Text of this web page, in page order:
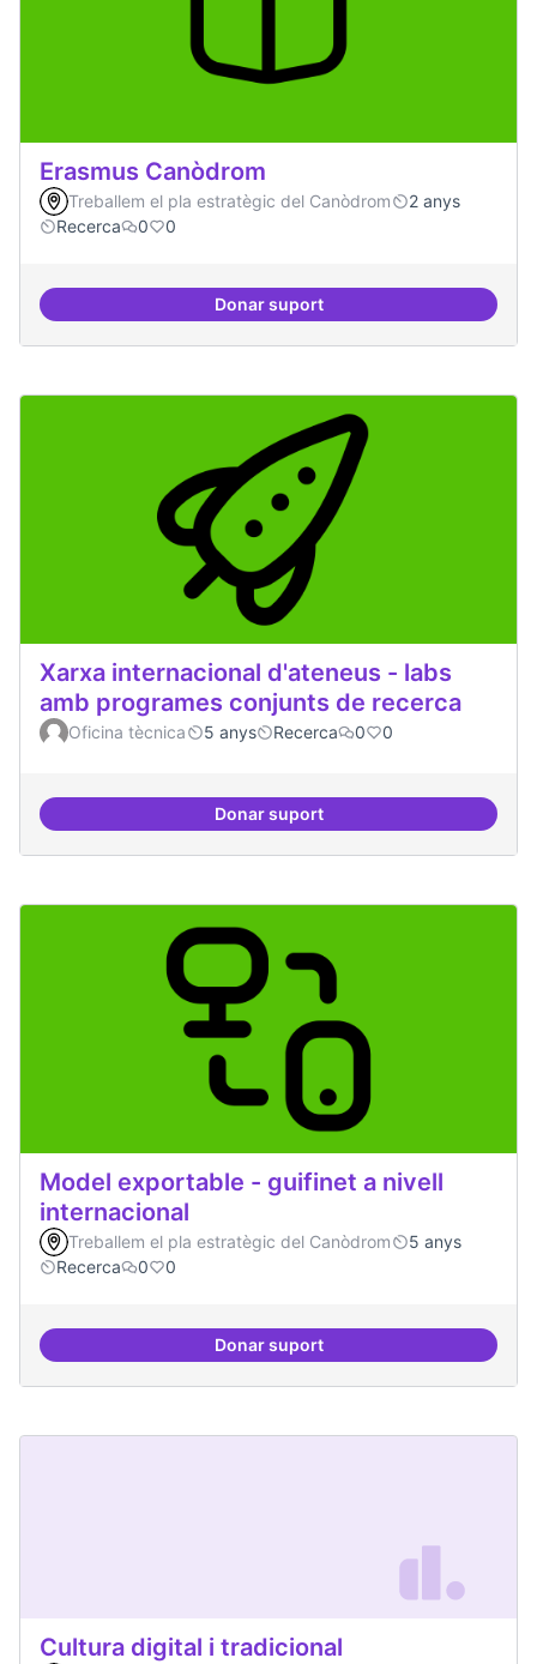
Erasmus Canòdrom
Treballem el pla estratègic del Canòdrom
2 anys
Recerca
0 0
Donar suportErasmus Canòdrom
Xarxa internacional d'ateneus - labs
amb programes conjunts de recerca
Oficina tècnica 5 anys Recerca 0 0
Donar suportXarxa internacional d'ateneus -
Model exportable - guifinet a nivell
internacional
Treballem el pla estratègic del Canòdrom
5 anys
Recerca
0 0
Donar suportModel exportable - guifinet a
Cultura digital i tradicional